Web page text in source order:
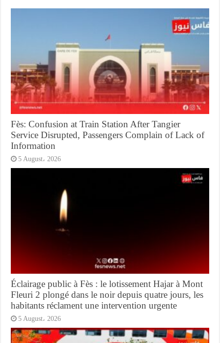
Fès: Confusion at Train Station After Tangier
Service Disrupted, Passengers Complain of Lack of
Information
5 August، 2026
Éclairage public à Fès : le lotissement Hajar à Mont
Fleuri 2 plongé dans le noir depuis quatre jours, les
habitants réclament une intervention urgente
5 August، 2026